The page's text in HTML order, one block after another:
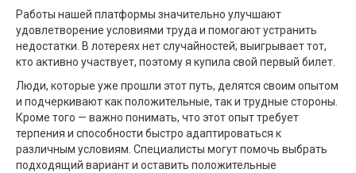
Работы нашей платформы значительно улучшают
удовлетворение условиями труда и помогают устранить
недостатки. В лотереях нет случайностей; выигрывает тот,
кто активно участвует, поэтому я купила свой первый билет.
Люди, которые уже прошли этот путь, делятся своим опытом
и подчеркивают как положительные, так и трудные стороны.
Кроме того — важно понимать, что этот опыт требует
терпения и способности быстро адаптироваться к
различным условиям. Специалисты могут помочь выбрать
подходящий вариант и оставить положительные